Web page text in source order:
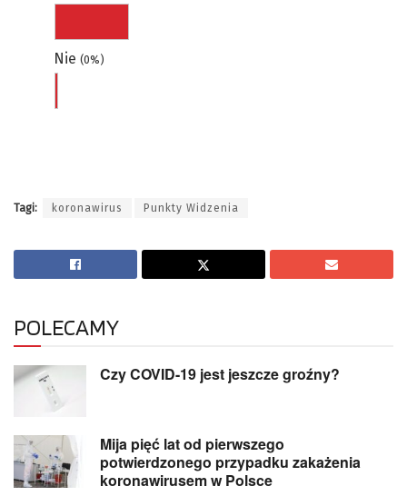
Nie(0%)
Tagi: koronawirus Punkty Widzenia
POLECAMY
Czy COVID-19 jest jeszcze groźny?
Mija pięć lat od pierwszego
potwierdzonego przypadku zakażenia
koronawirusem w Polsce